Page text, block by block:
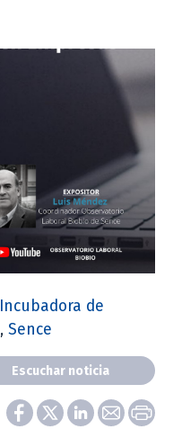
Incubadora de
, Sence
Escuchar noticia